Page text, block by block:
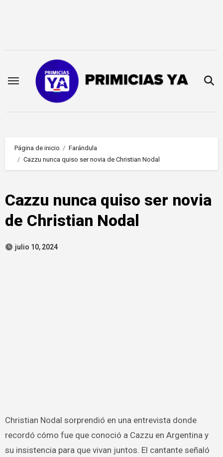
Página de inicio
Farándula
Cazzu nunca quiso ser novia de Christian Nodal
Cazzu nunca quiso ser novia
de Christian Nodal
julio 10, 2024
Christian Nodal sorprendió en una entrevista donde
recordó cómo fue que conoció a Cazzu en Argentina y
su insistencia para que vivan juntos. El cantante señaló